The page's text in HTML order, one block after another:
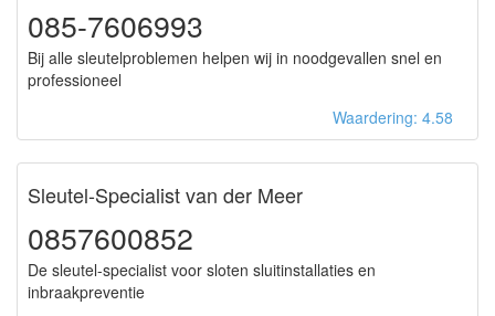
085-7606993
Bij alle sleutelproblemen helpen wij in noodgevallen snel en
professioneel
Waardering: 4.58
Sleutel-Specialist van der Meer
0857600852
De sleutel-specialist voor sloten sluitinstallaties en
inbraakpreventie